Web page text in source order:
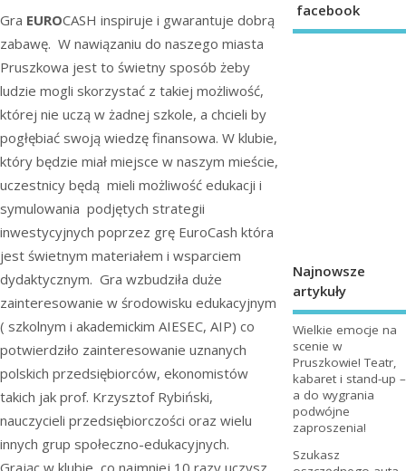
Gra EUROCASH inspiruje i gwarantuje dobrą
zabawę. W nawiązaniu do naszego miasta
Pruszkowa jest to świetny sposób żeby
ludzie mogli skorzystać z takiej możliwość,
której nie uczą w żadnej szkole, a chcieli by
pogłębiać swoją wiedzę finansowa. W klubie,
który będzie miał miejsce w naszym mieście,
uczestnicy będą mieli możliwość edukacji i
symulowania podjętych strategii
inwestycyjnych poprzez grę EuroCash która
jest świetnym materiałem i wsparciem
dydaktycznym. Gra wzbudziła duże
zainteresowanie w środowisku edukacyjnym
( szkolnym i akademickim AIESEC, AIP) co
potwierdziło zainteresowanie uznanych
polskich przedsiębiorców, ekonomistów
takich jak prof. Krzysztof Rybiński,
nauczycieli przedsiębiorczości oraz wielu
innych grup społeczno-edukacyjnych.
Grając w klubie co najmniej 10 razy uczysz
facebook
Najnowsze
artykuły
Wielkie emocje na
scenie w
Pruszkowie! Teatr,
kabaret i stand-up –
a do wygrania
podwójne
zaproszenia!
Szukasz